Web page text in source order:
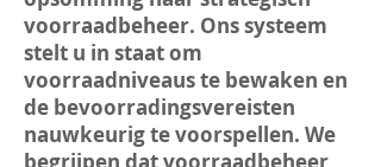
voorraadbeheer. Ons systeem
stelt u in staat om
voorraadniveaus te bewaken en
de bevoorradingsvereisten
nauwkeurig te voorspellen. We